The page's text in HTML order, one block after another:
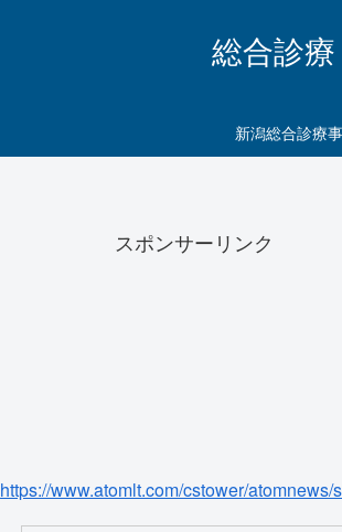
総合診
新潟総合診療
スポンサーリンク
https://www.atomlt.com/cstower/atomnews/